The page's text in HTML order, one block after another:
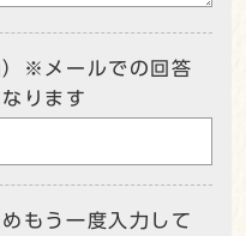
）※メールでの回答
ります
もう一度入力して